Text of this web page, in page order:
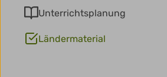
Unterrichtsplanung
Ländermaterial